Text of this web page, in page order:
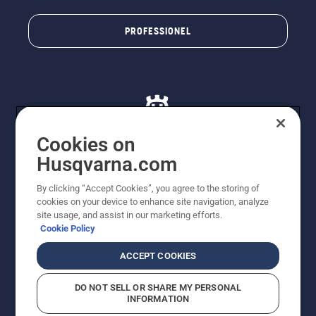
PROFESSIONEL
viste priser er vejledende udsalgspriser. Der tages
forbehold for stave- og trykfejl samt prisændringer. Vi
stræber efter at have så nøjagtige oplysningerne på
dette websted som muligt. Alle anførte priser er
vejledende udsalgspriser (inkl. moms), medmindre
CookiepolitikAnvendelsesvilkår
Bekendtgørelse vedr. beskyttelse af personlige oplysninger
Rapporter formodede overtrædelser
Cookies on
Husqvarna.com
By clicking “Accept Cookies”, you agree to the storing of
cookies on your device to enhance site navigation, analyze
site usage, and assist in our marketing efforts.
Cookie Policy
ACCEPT COOKIES
DO NOT SELL OR SHARE MY PERSONAL
INFORMATION